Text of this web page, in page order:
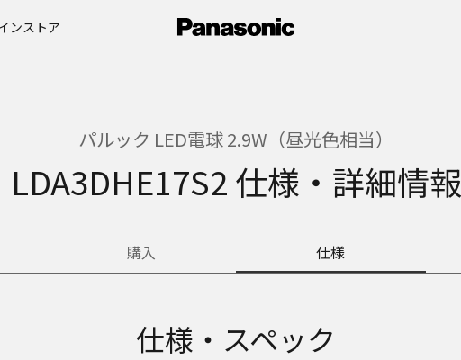
ンストア
パルック LED電球 2.9W（昼光色相当）
LDA3DHE17S2 仕様・詳細情報
購入 仕様
仕様・スペック